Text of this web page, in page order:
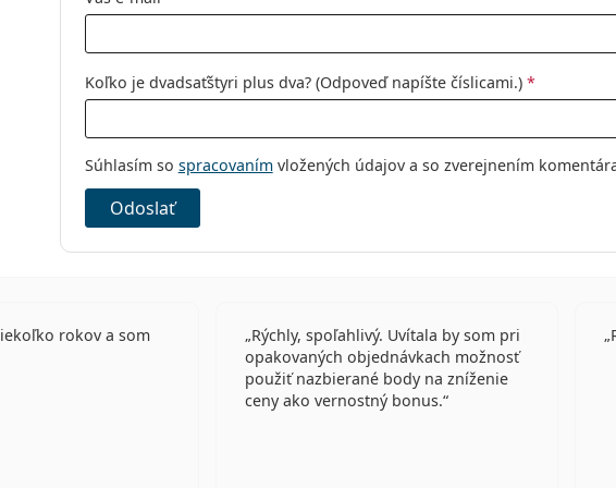
Koľko je dvadsaťštyri plus dva? (Odpoveď napíšte číslicami.) *
Súhlasím so spracovanímvložených údajov a so zverejnením
Odoslať
rokov a som
Rýchly, spoľahlivý. Uvítala by som pri
opakovaných objednávkach možnosť
použiť nazbierané body na zníženie
ceny ako vernostný bonus.